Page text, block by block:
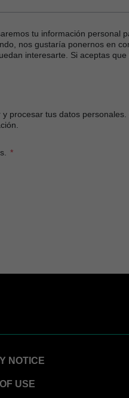
tu información personal
nos gustaría ponernos en
interesarte. Si aceptas
procesar tus datos
NOTICE
USE